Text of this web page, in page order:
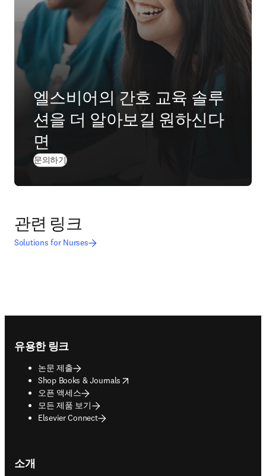
엘스비어의 간호 교육 솔루
션을 더 알아보길 원하신다
면
문의하기(
관련 링크
Solutions for Nurses
유용한 링크
논문 제출
Shop Books & Journals
opens in new tab/window
오픈 액세스
모든 제품 보기
Elsevier Connect
소개